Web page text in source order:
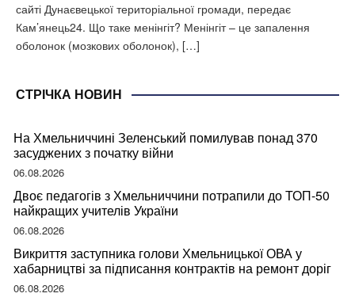
сайті Дунаєвецької територіальної громади, передає
Кам’янець24. Що таке менінгіт? Менінгіт – це запалення
оболонок (мозкових оболонок), […]
СТРІЧКА НОВИН
На Хмельниччині Зеленський помилував понад 370
засуджених з початку війни
06.08.2026
Двоє педагогів з Хмельниччини потрапили до ТОП-50
найкращих учителів України
06.08.2026
Викриття заступника голови Хмельницької ОВА у
хабарництві за підписання контрактів на ремонт доріг
06.08.2026